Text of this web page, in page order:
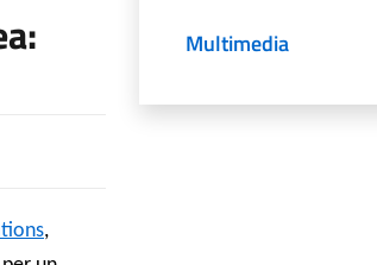
,
Multimedia